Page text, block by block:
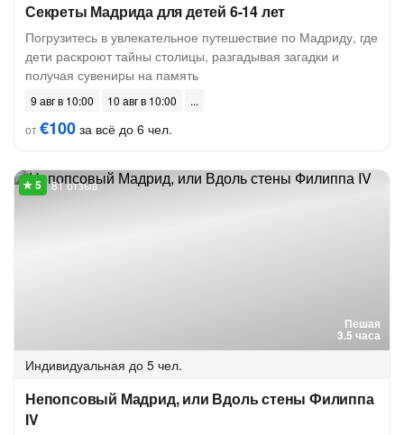
Секреты Мадрида для детей 6-14 лет
Погрузитесь в увлекательное путешествие по Мадриду, где
дети раскроют тайны столицы, разгадывая загадки и
получая сувениры на память
9 авг в 10:00
10 авг в 10:00
от€100 за всё до 6 чел.
Пешая
3.5 часа
81 отзыв
Индивидуальная до 5 чел.
Непопсовый Мадрид, или Вдоль стены Филиппа
IV